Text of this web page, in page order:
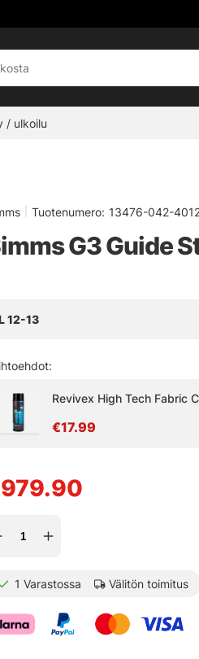
/ ulkoilu
Tuotenumero: 13476-042-
G3 Guide
12-13
Revivex High Tech Fabric
€17.99
1 Varastossa Välitön toimitus